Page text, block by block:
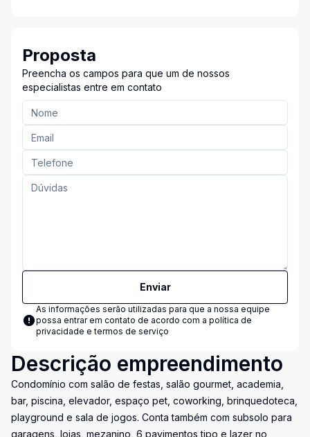
Proposta
Preencha os campos para que um de nossos
especialistas entre em contato
Enviar
As informações serão utilizadas para que a nossa equipe
possa entrar em contato de acordo com a política de
privacidade e termos de serviço
Descrição empreendimento
Condomínio com salão de festas, salão gourmet, academia,
bar, piscina, elevador, espaço pet, coworking, brinquedoteca,
playground e sala de jogos. Conta também com subsolo para
garagens, lojas, mezanino, 6 pavimentos tipo e lazer no